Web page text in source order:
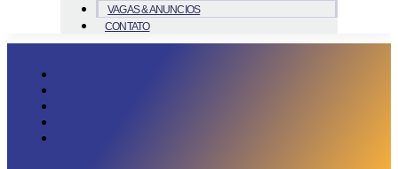
VAGAS & ANUNCIOS
CONTATO